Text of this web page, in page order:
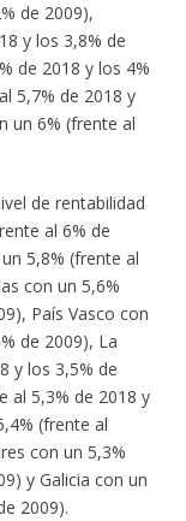
de 2009),
y los 3,8% de
de 2018 y los 4%
5,7% de 2018 y
un 6% (frente al
de rentabilidad
al 6% de
5,8% (frente al
con un 5,6%
País Vasco con
de 2009), La
y los 3,5% de
al 5,3% de 2018 y
(frente al
con un 5,3%
y Galicia con un
2009).